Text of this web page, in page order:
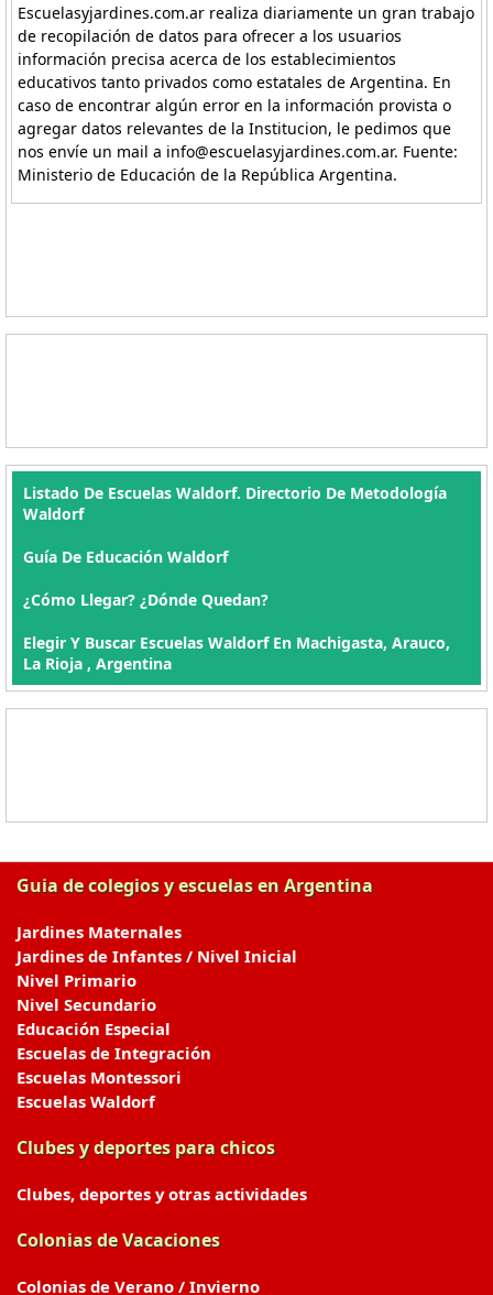
Escuelasyjardines.com.ar realiza diariamente un gran trabajo
de recopilación de datos para ofrecer a los usuarios
información precisa acerca de los establecimientos
educativos tanto privados como estatales de Argentina. En
caso de encontrar algún error en la información provista o
agregar datos relevantes de la Institucion, le pedimos que
nos envíe un mail a info@escuelasyjardines.com.ar. Fuente:
Ministerio de Educación de la República Argentina.
Listado De Escuelas Waldorf. Directorio De Metodología
Waldorf
Guía De Educación Waldorf
¿Cómo Llegar? ¿Dónde Quedan?
Elegir Y Buscar Escuelas Waldorf En Machigasta, Arauco,
La Rioja , Argentina
Guia de colegios y escuelas en Argentina
Jardines Maternales
Jardines de Infantes / Nivel Inicial
Nivel Primario
Nivel Secundario
Educación Especial
Escuelas de Integración
Escuelas Montessori
Escuelas Waldorf
Clubes y deportes para chicos
Clubes, deportes y otras actividades
Colonias de Vacaciones
Colonias de Verano / Invierno